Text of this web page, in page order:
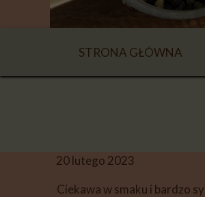
20 lutego 2023
STRONA GŁÓWNA
Ciekawa w smaku i bardzo